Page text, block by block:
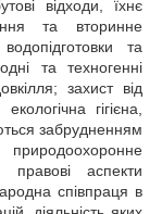
відходи, їхнє
та вторинне
та
та техногенні
захист від
гігієна,
забрудненням
правові аспекти
співпраця в